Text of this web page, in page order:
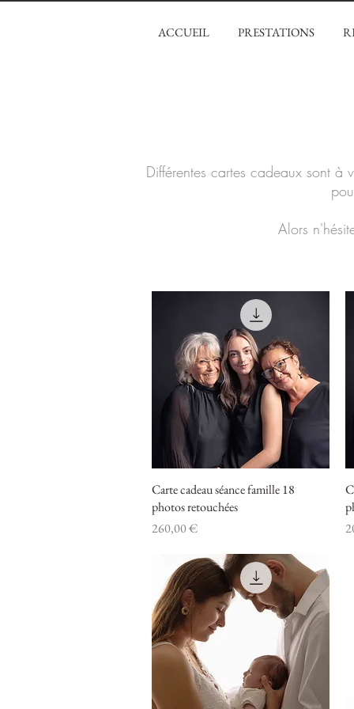
ACCUEIL PRESTATIONS
Différentes cartes cadeaux sont
Alors
Aperçu rapide
Carte cadeau séance famille 18
photos retouchées
Prix
260,00 €